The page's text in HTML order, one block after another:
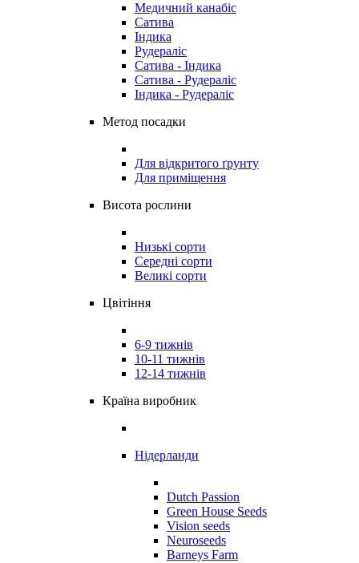
Медичний канабіс
Сатива
Індика
Рудераліс
Сатива - Індика
Сатива - Рудераліс
Індика - Рудераліс
Метод посадки
Для відкритого ґрунту
Для приміщення
Висота рослини
Низькі сорти
Середні сорти
Великі сорти
Цвітіння
6-9 тижнів
10-11 тижнів
12-14 тижнів
Країна виробник
Нідерланди
Dutch Passion
Green House Seeds
Vision seeds
Neuroseeds
Barneys Farm